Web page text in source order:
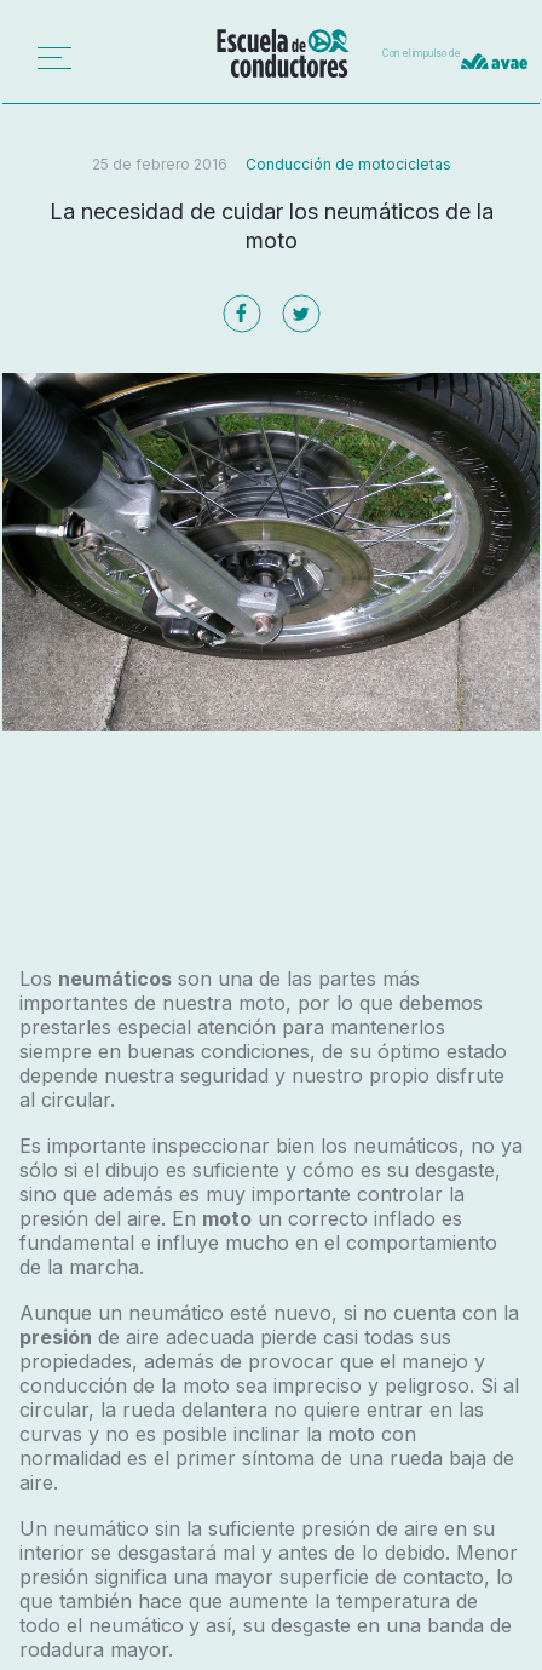
Con el impulso de
25 de febrero 2016 Conducción de motocicletas
La necesidad de cuidar los neumáticos de la
moto
Los neumáticosson una de las partes más
importantes de nuestra moto, por lo que debemos
prestarles especial atención para mantenerlos
siempre en buenas condiciones, de su óptimo estado
depende nuestra seguridad y nuestro propio disfrute
al circular.
Es importante inspeccionar bien los neumáticos, no ya
sólo si el dibujo es suficiente y cómo es su desgaste,
sino que además es muy importante controlar la
presión del aire. En motoun correcto inflado es
fundamental e influye mucho en el comportamiento
de la marcha.
Aunque un neumático esté nuevo, si no cuenta con la
presión de aire adecuada pierde casi todas sus
propiedades, además de provocar que el manejo y
conducción de la moto sea impreciso y peligroso. Si al
circular, la rueda delantera no quiere entrar en las
curvas y no es posible inclinar la moto con
normalidad es el primer síntoma de una rueda baja de
aire.
Un neumático sin la suficiente presión de aire en su
interior se desgastará mal y antes de lo debido. Menor
presión significa una mayor superficie de contacto, lo
que también hace que aumente la temperatura de
todo el neumático y así, su desgaste en una banda de
rodadura mayor.